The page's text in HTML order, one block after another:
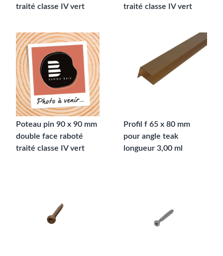
traité classe IV vert traité classe IV vert
Poteau pin 90 x 90 mm
double face raboté
traité classe IV vert
Profil f 65 x 80 mm
pour angle teak
longueur 3,00 ml